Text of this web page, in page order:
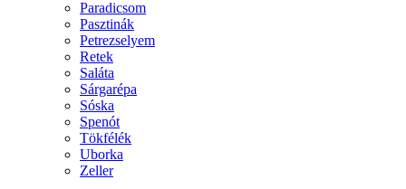
Paradicsom
Pasztinák
Petrezselyem
Retek
Saláta
Sárgarépa
Sóska
Spenót
Tökfélék
Uborka
Zeller